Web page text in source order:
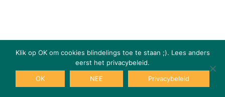
Klik op OK om cookies blindelings toe te staan ;). Lees anders
eerst het privacybeleid.
OK
NEE Privacybeleid